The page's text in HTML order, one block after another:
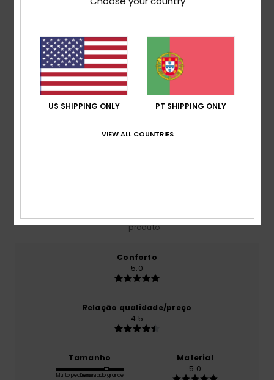
Avaliações dos clientes
5.0
100% dos nossos clientes recomendam este
produto
Conforto
5.0
Relação qualidade/preço
4.5
Tamanho
Muito pequenoDemasiado grande
Material
5.0
US SHIPPING ONLY PT SHIPPING ONLY
VIEW ALL COUNTRIES